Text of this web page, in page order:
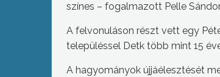
színes – fogalmazott Pelle
A felvonuláson részt vett egy
településsel Detk több mint 15
A hagyományok újjáélesztését